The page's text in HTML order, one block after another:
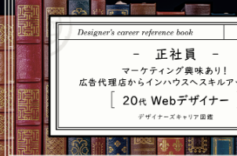
ドレス等において、特定の個人を識別で
（他の情報と照合することができ、それ
識別することができることとなるものを
・当社の運営・提供するサービス（以下
ビス」といいます。）において、お客様
なったサービスの内容、ご利用日時、ご
用内容及びご利用履歴に関する情報
【個人情報の取得・収集について】